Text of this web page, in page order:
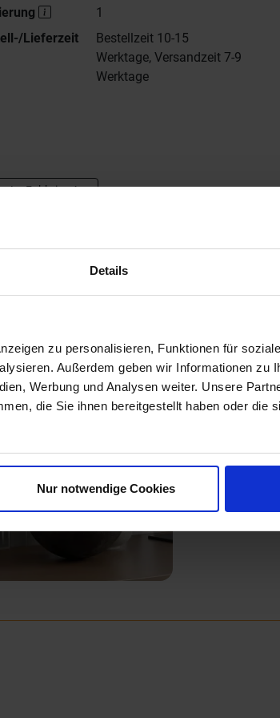
Details
zu personalisieren, Funktionen für
Außerdem geben wir Informationen zu
Werbung und Analysen weiter. Unsere
die Sie ihnen bereitgestellt haben oder die
Nur notwendige Cookies
1
Lieferzeit
Bestellzeit 10-15
Werktage, Versandzeit 7-9
Werktage
La Fabbrica Ava
Next